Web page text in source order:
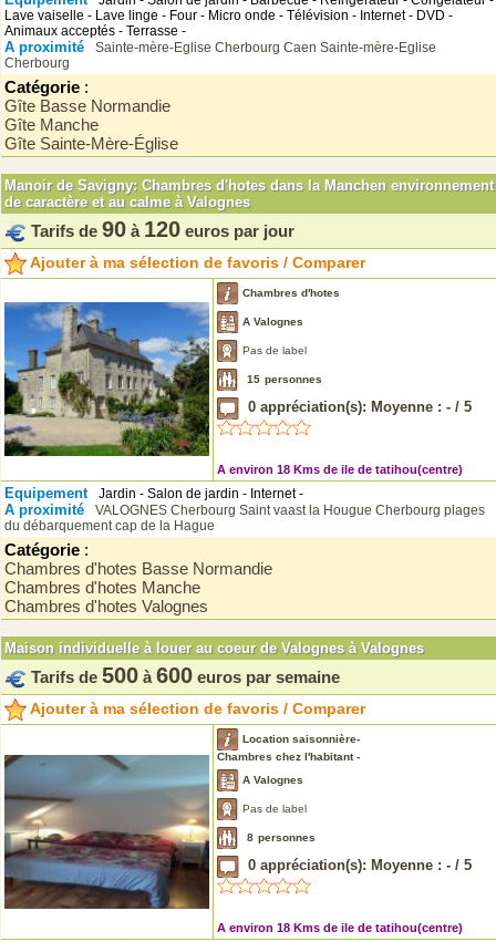
Lave vaiselle - Lave linge - Four - Micro onde - Télévision - Internet - DVD -
Animaux acceptés - Terrasse -
A proximité Sainte-mère-Eglise Cherbourg Caen Sainte-mère-Eglise
Cherbourg
Catégorie :
Gîte Basse Normandie
Gîte Manche
Gîte Sainte-Mère-Église
Manoir de Savigny: Chambres d'hotes dans la Manchen environnement
de caractère et au calme à Valognes
Tarifs de 90 à 120 euros par jour
Ajouter à ma sélection de favoris / Comparer
Chambres d'hotes
A Valognes
Pas de label
15 personnes
0 appréciation(s): Moyenne : - / 5
A environ 18 Kms de ile de tatihou(centre)
Equipement Jardin - Salon de jardin - Internet -
A proximité VALOGNES Cherbourg Saint vaast la Hougue Cherbourg plages
du débarquementcap de la Hague
Catégorie :
Chambres d'hotes Basse Normandie
Chambres d'hotes Manche
Chambres d'hotes Valognes
Maison individuelle à louer au coeur de Valognes à Valognes
Tarifs de 500 à 600 euros par semaine
Ajouter à ma sélection de favoris / Comparer
Location saisonnière-
Chambres chez l'habitant -
A Valognes
Pas de label
8 personnes
0 appréciation(s): Moyenne : - / 5
A environ 18 Kms de ile de tatihou(centre)